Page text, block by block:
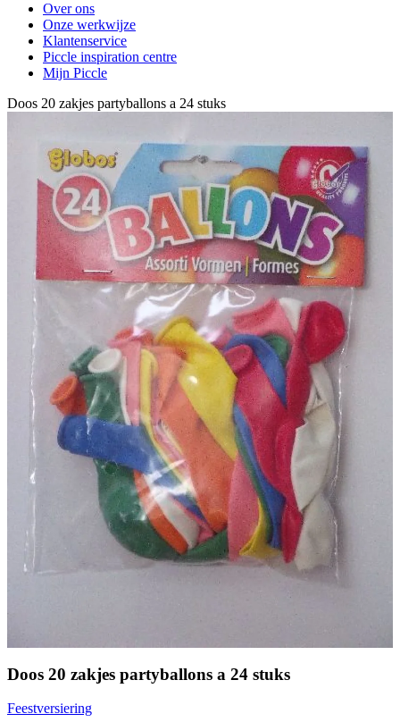
Over ons
Onze werkwijze
Klantenservice
Piccle inspiration centre
Mijn Piccle
Doos 20 zakjes partyballons a 24 stuks
Doos 20 zakjes partyballons a 24 stuks
Feestversiering